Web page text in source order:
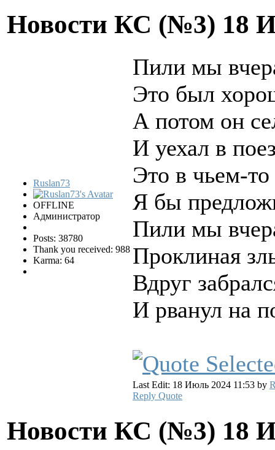
Новости КС (№3) 18
Ruslan73
OFFLINE
Администратор
Posts: 38780
Thank you received: 988
Karma: 64
Пили мы
Это был
А потом он
И уехал в
Это в чьем-
Я бы
Пили мы
Проклиная
Вдруг
И рванул на
Last Edit: 18 Июль 2024 11:53 by
Reply Quote
Новости КС (№3) 18